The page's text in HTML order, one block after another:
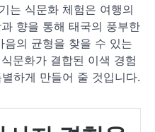
는 식문화 체험은 여행의
향을 통해 태국의 풍부한
의 균형을 찾을 수 있는
문화가 결합된 이색 경험
하게 만들어 줄 것입니다.